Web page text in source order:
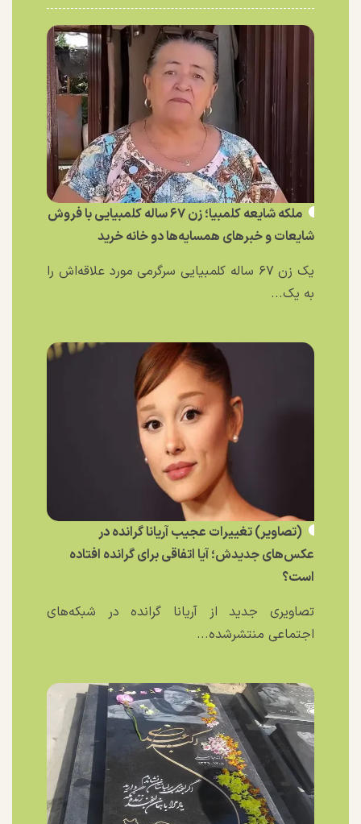
ملکه شایعه کلمبیا؛ زن ۶۷ ساله کلمبیایی با فروش
شایعات و خبر‌های همسایه‌ها دو خانه خرید
یک زن ۶۷ ساله کلمبیایی سرگرمی مورد علاقه‌اش را
به یک...
(تصاویر) تغییرات عجیب آریانا گرانده در
عکس‌های جدیدش؛ آیا اتفاقی برای گرانده افتاده
است؟
تصاویری جدید از آریانا گرانده در شبکه‌های
اجتماعی منتشرشده...